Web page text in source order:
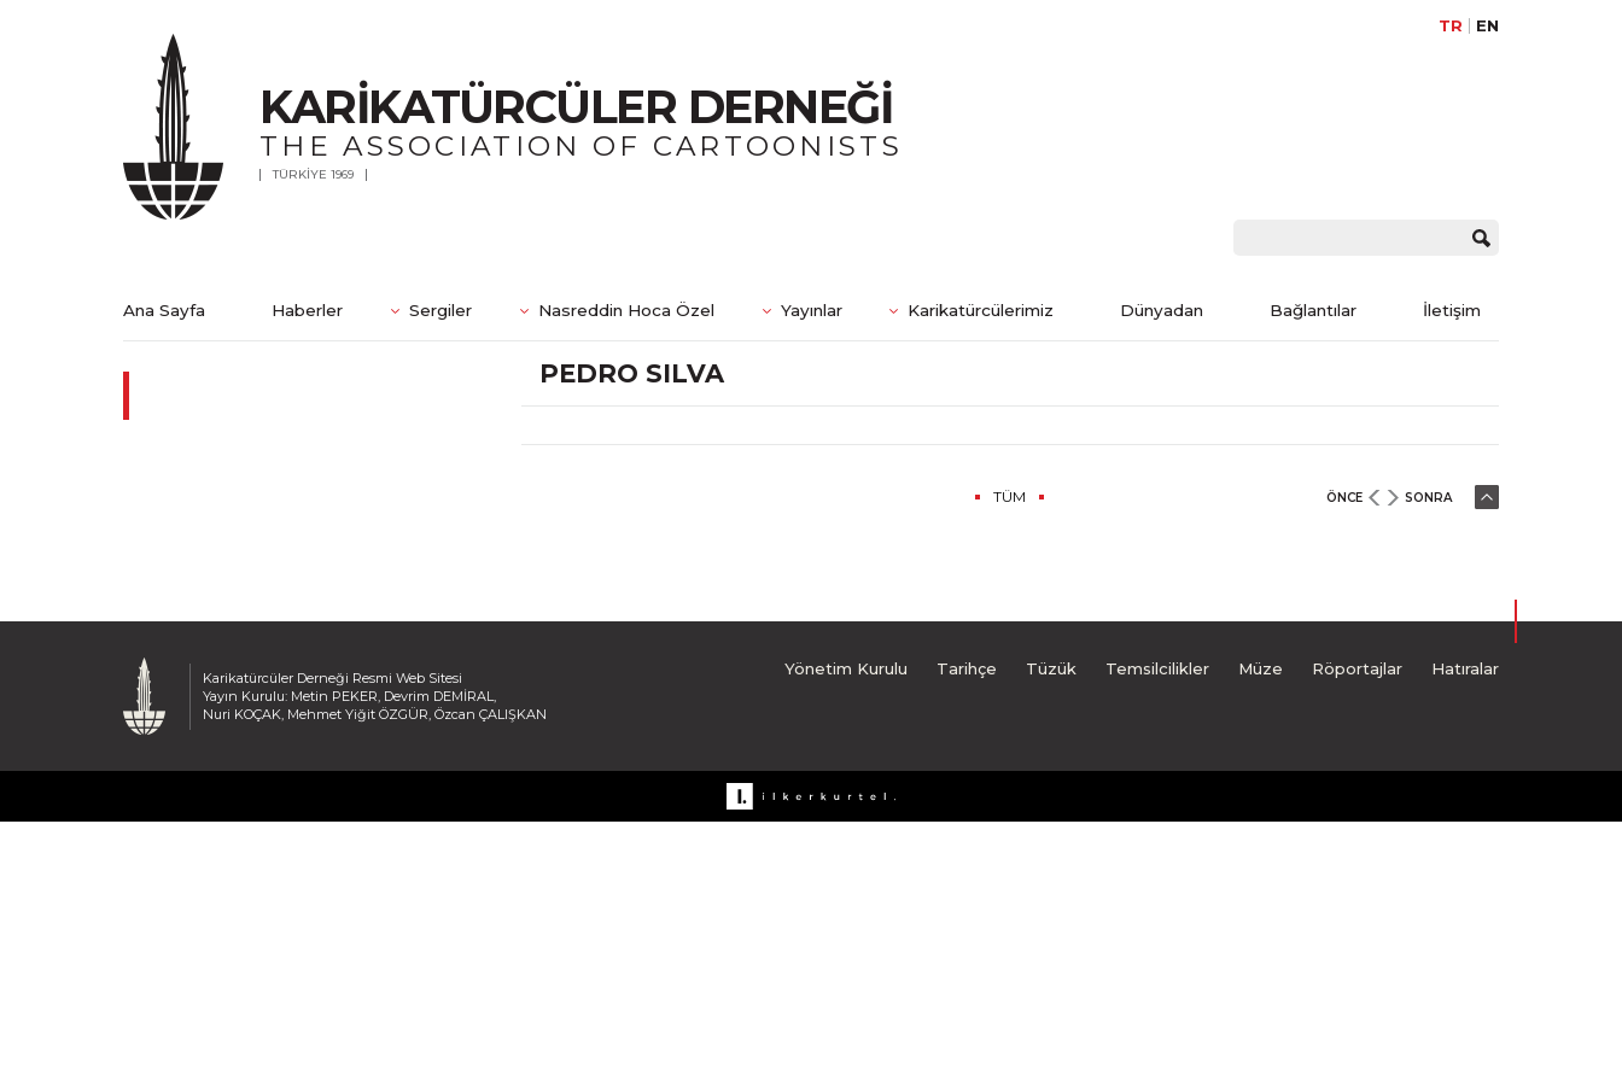
TR EN
KARİKATÜRCÜLER DERNEĞİ
THE ASSOCIATION OF CARTOONISTS
TÜRKİYE 1969
Ana Sayfa Haberler Sergiler Nasreddin Hoca Özel Yayınlar Karikatürcülerimiz Dünyadan Bağlantılar İletişim
PEDRO SILVA
TÜM ÖNCE SONRA
Karikatürcüler Derneği Resmi Web Sitesi
Yayın Kurulu: Metin PEKER, Devrim DEMİRAL,
Nuri KOÇAK, Mehmet Yiğit ÖZGÜR, Özcan ÇALIŞKAN
Yönetim Kurulu Tarihçe Tüzük Temsilcilikler Müze Röportajlar Hatıralar